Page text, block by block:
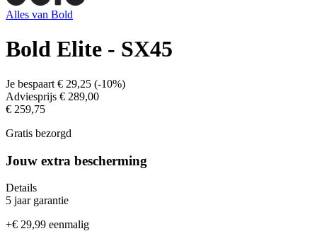
Alles van Bold
Bold Elite - SX45
Je bespaart € 29,25 (-10%)
Adviesprijs € 289,00
€ 259,75
Gratis bezorgd
Jouw extra bescherming
Details
5 jaar garantie
+€ 29,99 eenmalig